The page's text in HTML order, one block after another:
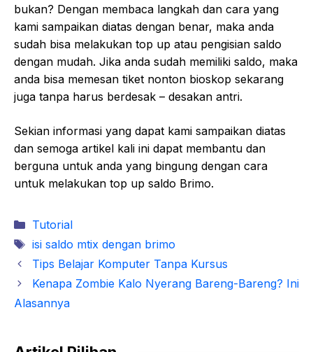
bukan? Dengan membaca langkah dan cara yang
kami sampaikan diatas dengan benar, maka anda
sudah bisa melakukan top up atau pengisian saldo
dengan mudah. Jika anda sudah memiliki saldo, maka
anda bisa memesan tiket nonton bioskop sekarang
juga tanpa harus berdesak – desakan antri.
Sekian informasi yang dapat kami sampaikan diatas
dan semoga artikel kali ini dapat membantu dan
berguna untuk anda yang bingung dengan cara
untuk melakukan top up saldo Brimo.
Kategori
Tutorial
Tag
isi saldo mtix dengan brimo
Tips Belajar Komputer Tanpa Kursus
Kenapa Zombie Kalo Nyerang Bareng-Bareng? Ini
Alasannya